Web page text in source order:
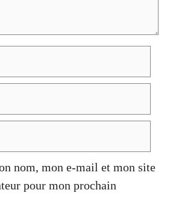
nom, mon e-mail et mon site
pour mon prochain